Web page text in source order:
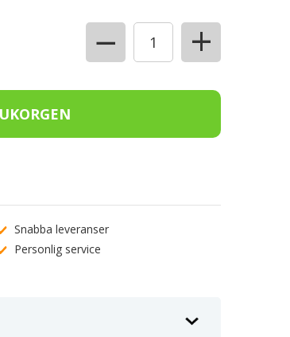
− +
Snabba leveranser
Personlig service